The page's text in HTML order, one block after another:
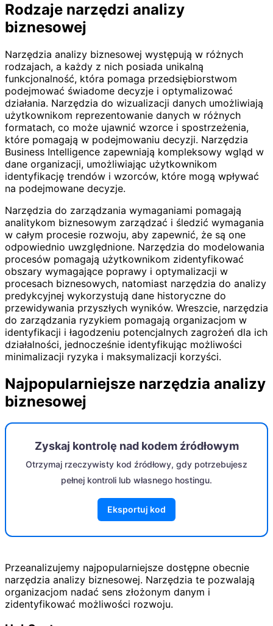
Rodzaje narzędzi analizy
biznesowej
Narzędzia analizy biznesowej występują w różnych
rodzajach, a każdy z nich posiada unikalną
funkcjonalność, która pomaga przedsiębiorstwom
podejmować świadome decyzje i optymalizować
działania. Narzędzia do wizualizacji danych umożliwiają
użytkownikom reprezentowanie danych w różnych
formatach, co może ujawnić wzorce i spostrzeżenia,
które pomagają w podejmowaniu decyzji. Narzędzia
Business Intelligence zapewniają kompleksowy wgląd w
dane organizacji, umożliwiając użytkownikom
identyfikację trendów i wzorców, które mogą wpływać
na podejmowane decyzje.
Narzędzia do zarządzania wymaganiami pomagają
analitykom biznesowym zarządzać i śledzić wymagania
w całym procesie rozwoju, aby zapewnić, że są one
odpowiednio uwzględnione. Narzędzia do modelowania
procesów pomagają użytkownikom zidentyfikować
obszary wymagające poprawy i optymalizacji w
procesach biznesowych, natomiast narzędzia do analizy
predykcyjnej wykorzystują dane historyczne do
przewidywania przyszłych wyników. Wreszcie, narzędzia
do zarządzania ryzykiem pomagają organizacjom w
identyfikacji i łagodzeniu potencjalnych zagrożeń dla ich
działalności, jednocześnie identyfikując możliwości
minimalizacji ryzyka i maksymalizacji korzyści.
Najpopularniejsze narzędzia analizy
biznesowej
Zyskaj kontrolę nad kodem źródłowym
Otrzymaj rzeczywisty kod źródłowy, gdy potrzebujesz
pełnej kontroli lub własnego hostingu.
Eksportuj kod
Przeanalizujemy najpopularniejsze dostępne obecnie
narzędzia analizy biznesowej. Narzędzia te pozwalają
organizacjom nadać sens złożonym danym i
zidentyfikować możliwości rozwoju.